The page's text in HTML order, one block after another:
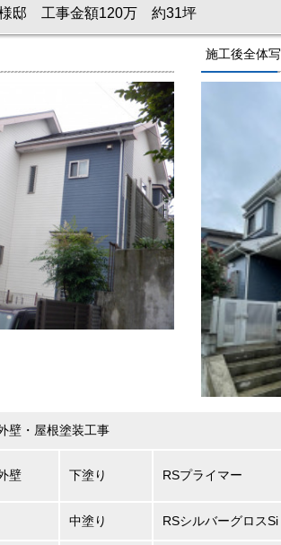
様邸 工事金額120万 約31坪
施工後全体
壁・屋根塗装工事
壁 下塗り RSプライマー
中塗り RSシルバーグロスSi